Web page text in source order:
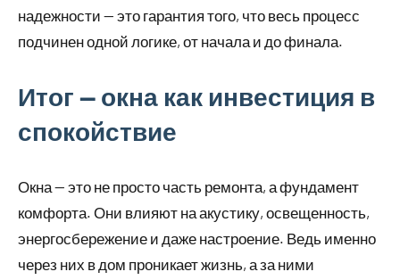
надежности — это гарантия того, что весь процесс
подчинен одной логике, от начала и до финала.
Итог — окна как инвестиция в
спокойствие
Окна — это не просто часть ремонта, а фундамент
комфорта. Они влияют на акустику, освещенность,
энергосбережение и даже настроение. Ведь именно
через них в дом проникает жизнь, а за ними